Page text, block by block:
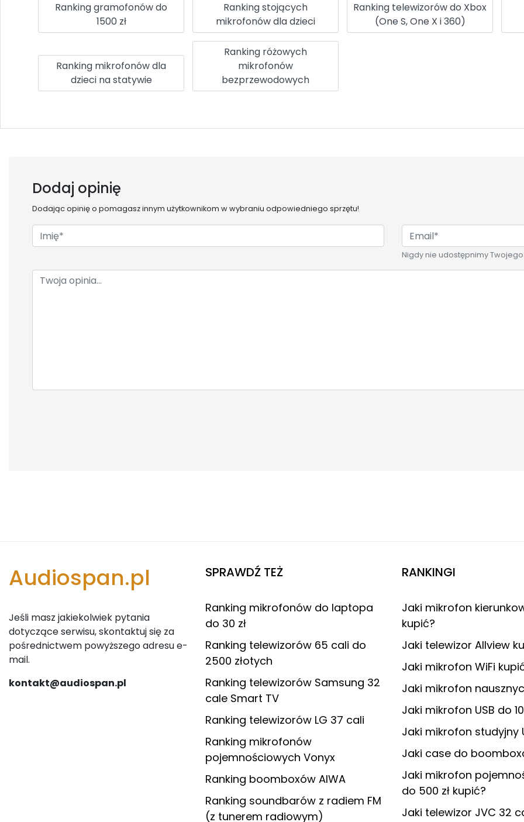
Ranking gramofonów do
1500 zł
Ranking stojących
mikrofonów dla dzieci
Ranking telewizorów do Xbox
(One S, One X i 360)
Ranking mikrofonów dla
dzieci na statywie
Ranking różowych
mikrofonów
bezprzewodowych
Dodaj opinię
Dodając opinię o pomagasz innym użytkownikom w wybraniu odpowiedniego sprzętu!
Nigdy nie udostępnimy
Audiospan.pl
Jeśli masz jakiekolwiek pytania
dotyczące serwisu, skontaktuj się za
pośrednictwem powyższego adresu e-
mail.
kontakt@audiospan.pl
SPRAWDŹ TEŻ
Ranking mikrofonów do laptopa
do 30 zł
Ranking telewizorów 65 cali do
2500 złotych
Ranking telewizorów Samsung 32
cale Smart TV
Ranking telewizorów LG 37 cali
Ranking mikrofonów
pojemnościowych Vonyx
Ranking boomboxów AIWA
Ranking soundbarów z radiem FM
(z tunerem radiowym)
RANKINGI
Jaki mikrofon
kupić?
Jaki telewizor Allview
Jaki mikrofon WiFi
Jaki mikrofon
Jaki mikrofon USB do
Jaki mikrofon studyjny
Jaki case do
Jaki mikrofon
do 500 zł kupić?
Jaki telewizor JVC 32